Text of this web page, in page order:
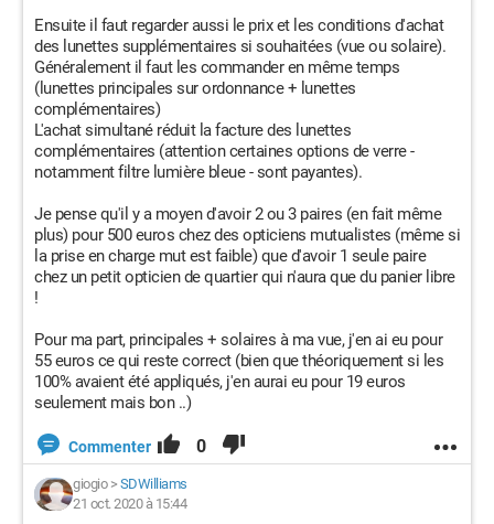
Ensuite il faut regarder aussi le prix et les conditions d'achat
des lunettes supplémentaires si souhaitées (vue ou solaire).
Généralement il faut les commander en même temps
(lunettes principales sur ordonnance + lunettes
complémentaires)
L'achat simultané réduit la facture des lunettes
complémentaires (attention certaines options de verre -
notamment filtre lumière bleue - sont payantes).
Je pense qu'il y a moyen d'avoir 2 ou 3 paires (en fait même
plus) pour 500 euros chez des opticiens mutualistes (même si
la prise en charge mut est faible) que d'avoir 1 seule paire
chez un petit opticien de quartier qui n'aura que du panier libre
!
Pour ma part, principales + solaires à ma vue, j'en ai eu pour
55 euros ce qui reste correct (bien que théoriquement si les
100% avaient été appliqués, j'en aurai eu pour 19 euros
seulement mais bon ..)
Commenter 0
giogio> SDWilliams
21 oct. 2020 à 15:44